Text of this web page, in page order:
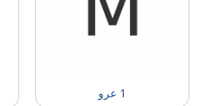
1 عرو